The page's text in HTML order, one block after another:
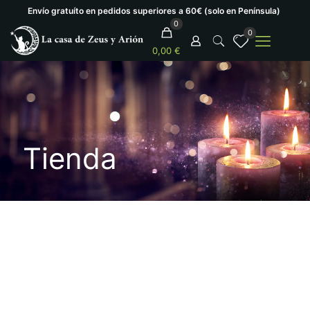
Envío gratuíto en pedidos superiores a 60€ (solo en Península)
0
0,00 €
0
Tienda